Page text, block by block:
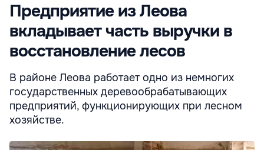
Предприятие из Леова
вкладывает часть выручки в
восстановление лесов
В районе Леова работает одно из немногих
государственных деревообрабатывающих
предприятий, функционирующих при лесном
хозяйстве.